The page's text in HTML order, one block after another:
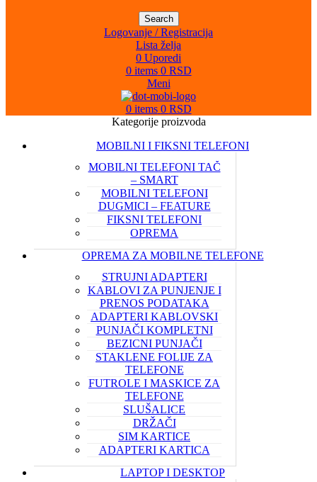
Search
Logovanje / Registracija
Lista želja
0 Uporedi
0 items 0 RSD
Meni
0 items 0 RSD
Kategorije proizvoda
MOBILNI I FIKSNI TELEFONI
MOBILNI TELEFONI TAČ
– SMART
MOBILNI TELEFONI
DUGMICI – FEATURE
FIKSNI TELEFONI
OPREMA
OPREMA ZA MOBILNE TELEFONE
STRUJNI ADAPTERI
KABLOVI ZA PUNJENJE I
PRENOS PODATAKA
ADAPTERI KABLOVSKI
PUNJAČI KOMPLETNI
BEZICNI PUNJAČI
STAKLENE FOLIJE ZA
TELEFONE
FUTROLE I MASKICE ZA
TELEFONE
SLUŠALICE
DRŽAČI
SIM KARTICE
ADAPTERI KARTICA
LAPTOP I DESKTOP